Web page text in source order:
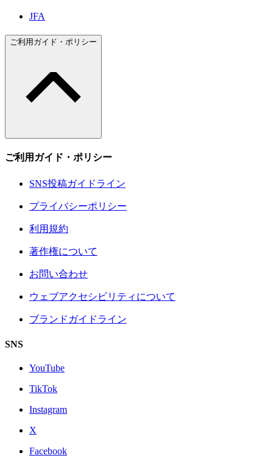
JFA
ご利用ガイド・ポリシー
ご利用ガイド・ポリシー
SNS投稿ガイドライン
プライバシーポリシー
利用規約
著作権について
お問い合わせ
ウェブアクセシビリティについて
ブランドガイドライン
SNS
YouTube
TikTok
Instagram
X
Facebook